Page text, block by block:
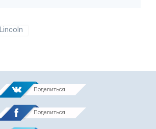
Lincoln
Поделиться
Поделиться